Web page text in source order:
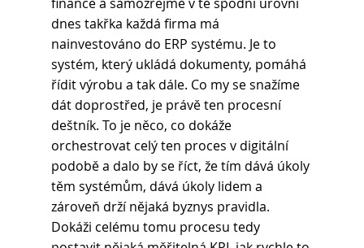
dnes takřka každá firma má
nainvestováno do ERP systému. Je to
systém, který ukládá dokumenty, pomáhá
řídit výrobu a tak dále. Co my se snažíme
dát doprostřed, je právě ten procesní
deštník. To je něco, co dokáže
orchestrovat celý ten proces v digitální
podobě a dalo by se říct, že tím dává úkoly
těm systémům, dává úkoly lidem a
zároveň drží nějaká byznys pravidla.
Dokáži celému tomu procesu tedy